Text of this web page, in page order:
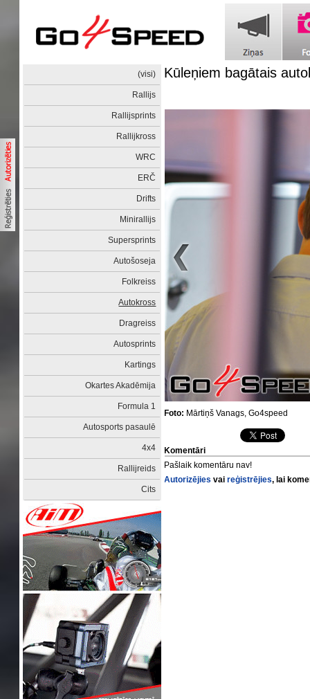
(visi)
Rallijs
Rallijsprints
Rallijkross
WRC
ERČ
Drifts
Minirallijs
Supersprints
Autošoseja
Folkreiss
Autokross
Dragreiss
Autosprints
Kartings
Okartes Akadēmija
Formula 1
Autosports pasaulē
4x4
Rallijreids
Cits
Kūleņiem bagātais
Foto: Mārtiņš Vanags, Go4speed
Komentāri
Pašlaik komentāru nav!
Autorizējies vaireģistrējies, lai